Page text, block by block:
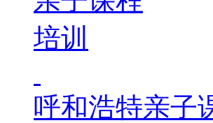
呼和浩特亲子